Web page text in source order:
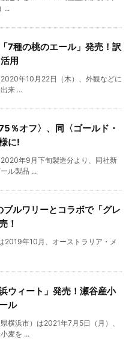
...
7種の桃のエール」発売！訳
用
年10月22日（木）、外観などに
来 ...
％オフ〉、同〈ゴールド・
に!
年9月下旬製造分より、同社新
ル製品 ...
ルワリーとコラボで「グレ
！
2019年10月、オーストラリア・メ
ウィート」発売！瀬谷産小
ル
横浜市）は2021年7月5日（月）、
麦を ...